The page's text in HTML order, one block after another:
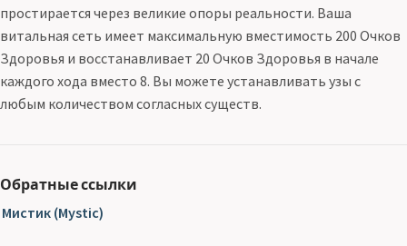
простирается через великие опоры реальности. Ваша
витальная сеть имеет максимальную вместимость 200 Очков
Здоровья и восстанавливает 20 Очков Здоровья в начале
каждого хода вместо 8. Вы можете устанавливать узы с
любым количеством согласных существ.
Обратные ссылки
Мистик (Mystic)